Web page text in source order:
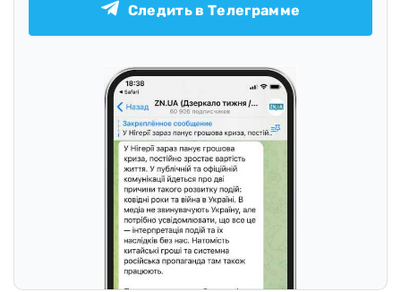
Следить в Телеграмме